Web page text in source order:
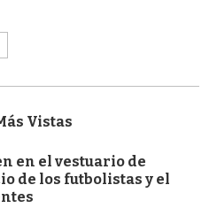
Vistas
en el vestuario de
de los futbolistas y el